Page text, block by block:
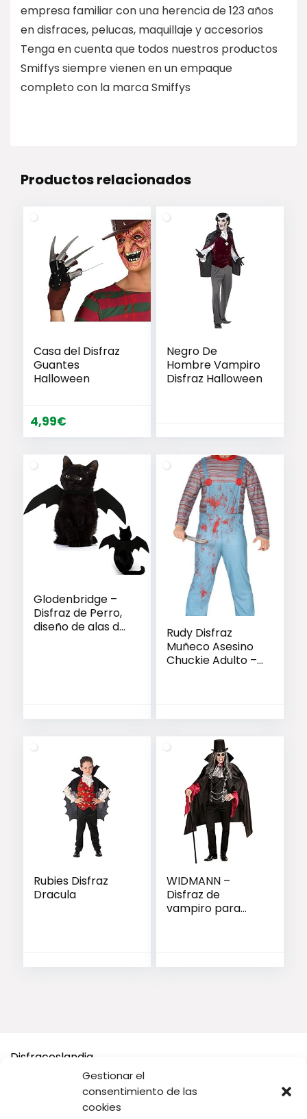
Gestionar el
consentimiento de las
cookies
empresa familiar con una herencia de 123 años
en disfraces, pelucas, maquillaje y accesorios
Tenga en cuenta que todos nuestros productos
Smiffys siempre vienen en un empaque
completo con la marca Smiffys
Productos relacionados
Casa del Disfraz
Guantes
Halloween
4,99€
Negro De
Hombre Vampiro
Disfraz Halloween
Glodenbridge –
Disfraz de Perro,
diseño de alas de
Cuello de 24 – 36
42 cm
Rudy Disfraz
Muñeco Asesino
Chuckie Adulto –
Rubies Disfraz
Dracula
WIDMANN –
Disfraz de
vampiro para
Disfraceslandia
Buscamos Disfraces Originales y divertidos, así como todo
tipo de accesorios y complementos para tu disfraz o tus